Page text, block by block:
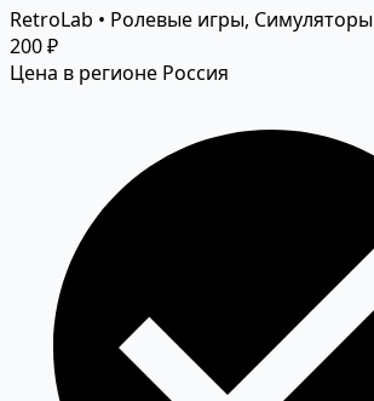
RetroLab • Ролевые игры, Симуляторы
200 ₽
Цена в регионе Россия